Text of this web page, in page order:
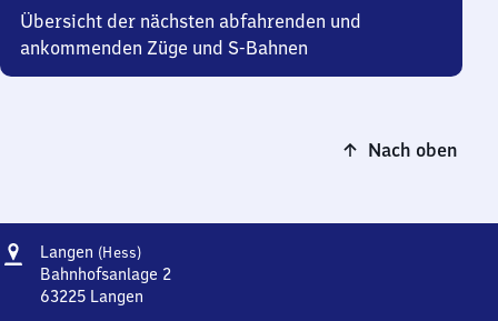
Übersicht der nächsten abfahrenden und
ankommenden Züge und S-Bahnen
Nach oben
Adresse
Langen (Hess)Langen
(Hessen)
Bahnhofsanlage 2
63225 Langen